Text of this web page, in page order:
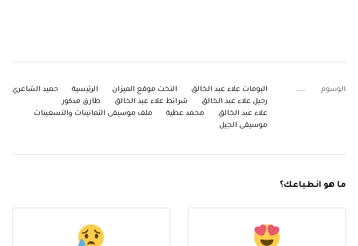
الوسوم البومات علاء عبد الخالق التخت موقع الميزان الرئيسية
حميد الشاعري
رحيل علاء عبد الخالق
شرائط علاء عبد الخالق
طارق مدكور
علاء عبد الخالق
محمد عطية
ملف موسيقى الثمانينات والتسعينات
موسيقى الجيل
ما هو انطباعك؟